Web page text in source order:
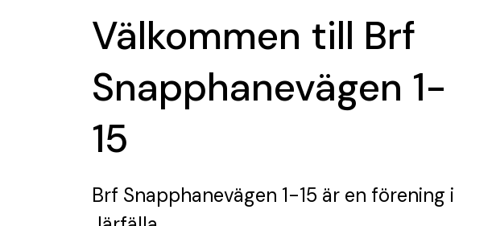
Välkommen till Brf
Snapphanevägen 1-
15
Brf Snapphanevägen 1-15 är en förening i